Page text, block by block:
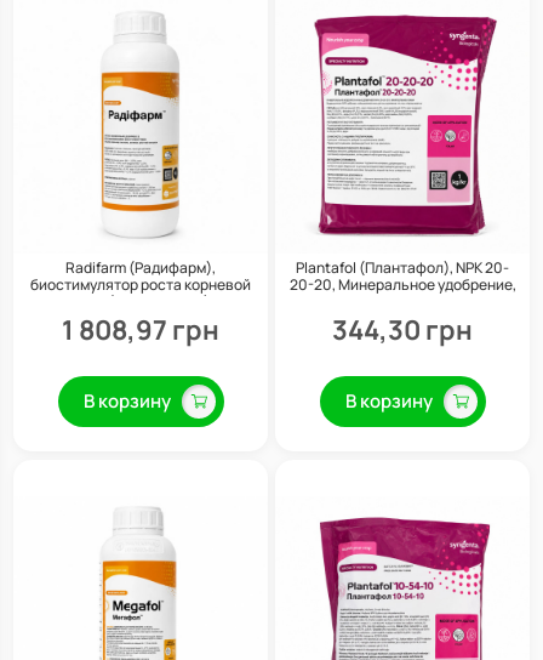
Radifarm (Радифарм),
биостимулятор роста корневой
системы (укоренитель), 1 л,
Valagro
1 808,97 грн
В корзину
Plantafol (Плантафол), NPK 20-
20-20, Минеральное удобрение,
344,30 грн
В корзину